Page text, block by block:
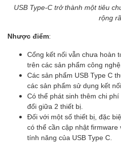
USB Type-C trở thành một tiêu
rộng
Nhược điểm:
Cổng kết nối vẫn chưa hoàn
trên các sản phẩm công nghệ.
Các sản phẩm USB Type C
các sản phẩm sử dụng kết
Có thể phát sinh thêm chi
đổi giữa 2 thiết bị.
Đối với một số thiết bị, đặc
có thể cần cập nhật
tính năng của USB Type C.